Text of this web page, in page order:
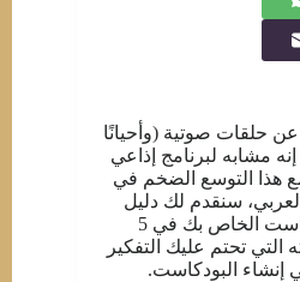
حلقات صوتية (وأحيانًا
مشابه لبرنامج إذاعي
هذا التوسع الضخم في
سنقدم لك دليل
شامل لكيفية إنشاء البودكاست الخاص بك في 5
تحتم عليك التفكير
إنشاء البودكاست.